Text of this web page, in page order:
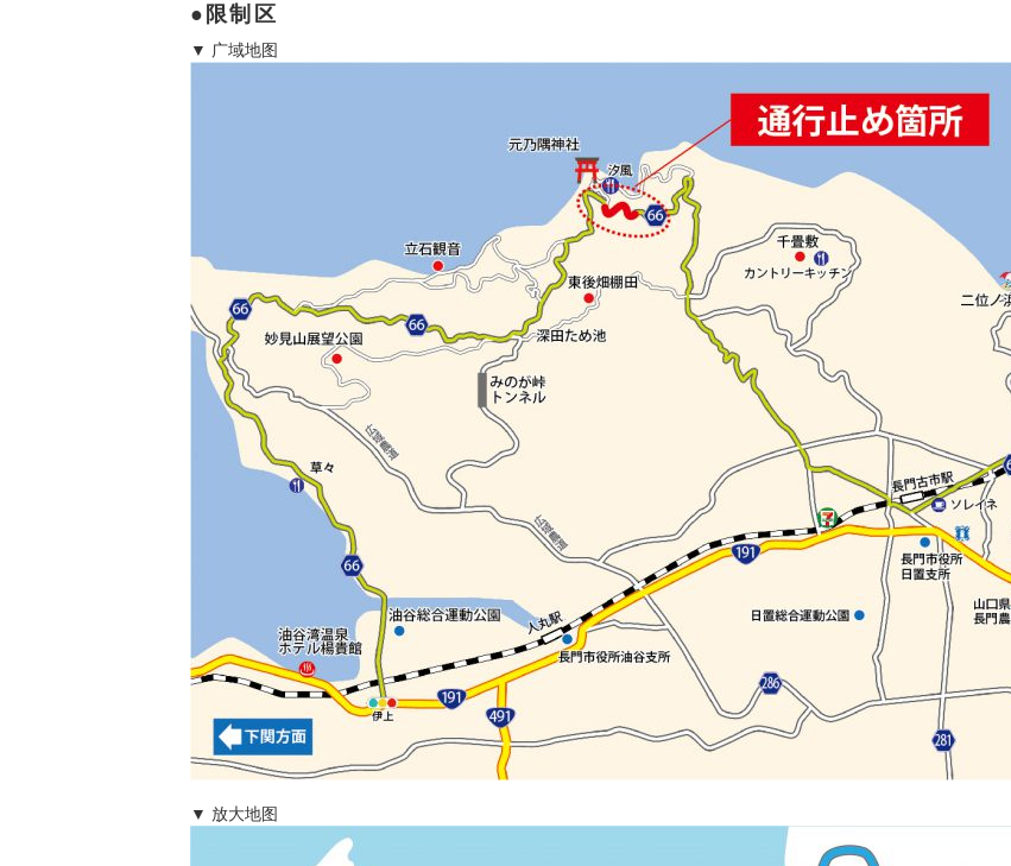
限制区
▼ 广域地图
▼ 放大地图